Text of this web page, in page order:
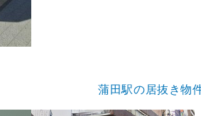
蒲田駅の居抜き物